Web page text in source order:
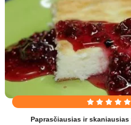
Paprasčiausias ir